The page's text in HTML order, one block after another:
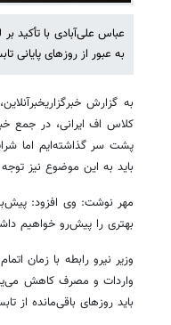
عباس علی‌آبادی با تأکید
به عبور از روزهای
به گزارش
کلاس اف ایرانی، در جمع
پشت سر گذاشته‌ایم اما
باید به این موضوع نیز
مهر نوشت: وی افزود:
بهتری را پیش‌رو خواهیم
وزیر نیرو رابطه با زمان
واردات و مصرف کاهش
باید روزهای باقی‌مانده از